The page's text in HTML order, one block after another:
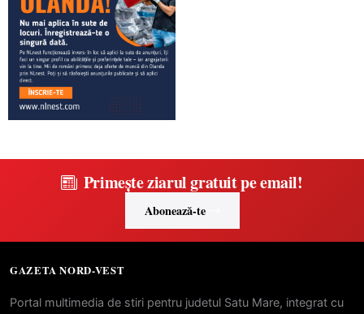
Primește ziarul gratuit pe email!
Abonează-te
GAZETA NORD-VEST
Portal multimedia de stiri pentru judetul Satu Mare, integrat cu